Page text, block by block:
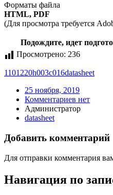
Форматы файла
HTML, PDF
(Для просмотра требуется
Подождите, идет
Просмотрено: 236
1101220h003c016datasheet
25 ноября, 2019
Комментариев нет
Администратор
datasheet
Добавить комментарий
Для отправки комментария
Навигация по